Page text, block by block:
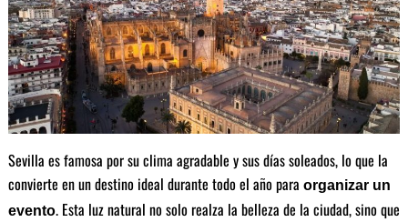
Sevilla es famosa por su clima agradable y sus días soleados, lo que la
convierte en un destino ideal durante todo el año para organizar un
evento. Esta luz natural no solo realza la belleza de la ciudad, sino que